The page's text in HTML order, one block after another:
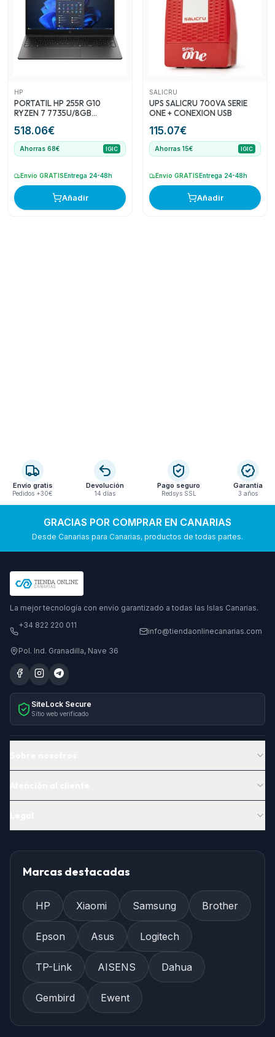
HP
PORTATIL HP 255R G10
RYZEN 7 7735U/8GB
FHD/USB-C/FREEDOS
518.06€
Ahorras 68€ IGIC
Envío GRATIS Entrega 24-48h
Añadir
SALICRU
UPS SALICRU 700VA SERIE
ONE + CONEXION USB
115.07€
Ahorras 15€ IGIC
Envío GRATIS Entrega 24-48h
Añadir
Envío gratis
Pedidos +30€
Devolución
14 días
Pago seguro
Redsys SSL
Garantía
3 años
GRACIAS POR COMPRAR EN CANARIAS
Desde Canarias para Canarias, productos de todas partes.
La mejor tecnología con envío garantizado a todas las Islas Canarias.
+34 822 220 011
info@tiendaonlinecanarias.com
Pol. Ind. Granadilla, Nave 36
SiteLock Secure
Sitio web verificado
Marcas destacadas
HP Xiaomi Samsung Brother
Epson Asus Logitech
TP-Link AISENS Dahua
Gembird Ewent